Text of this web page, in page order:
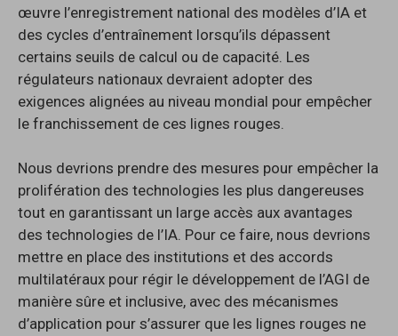
œuvre l’enregistrement national des modèles d’IA et
des cycles d’entraînement lorsqu’ils dépassent
certains seuils de calcul ou de capacité. Les
régulateurs nationaux devraient adopter des
exigences alignées au niveau mondial pour empêcher
le franchissement de ces lignes rouges.
Nous devrions prendre des mesures pour empêcher la
prolifération des technologies les plus dangereuses
tout en garantissant un large accès aux avantages
des technologies de l’IA. Pour ce faire, nous devrions
mettre en place des institutions et des accords
multilatéraux pour régir le développement de l’AGI de
manière sûre et inclusive, avec des mécanismes
d’application pour s’assurer que les lignes rouges ne